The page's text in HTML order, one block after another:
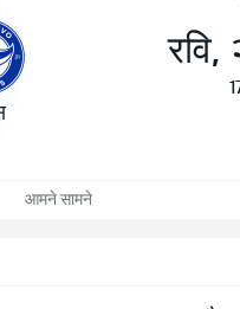
रवि,
आमने सामने